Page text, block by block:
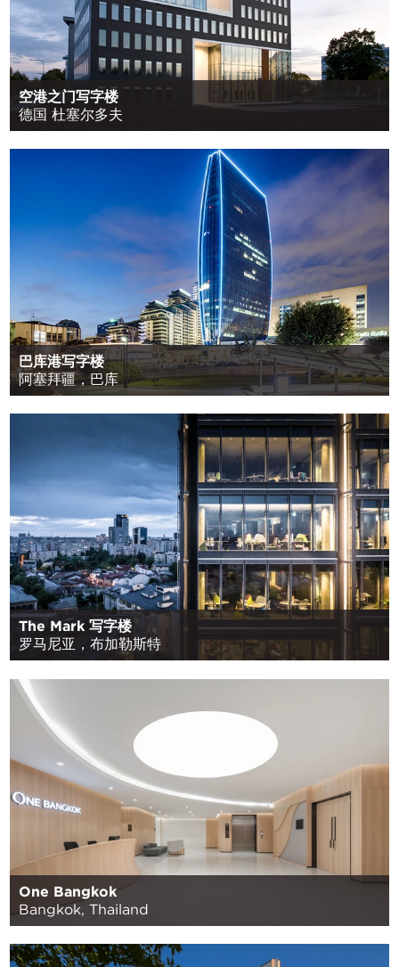
空港之门写字楼
德国 杜塞尔多夫
巴库港写字楼
阿塞拜疆，巴库
The Mark 写字楼
罗马尼亚，布加勒斯特
One Bangkok
Bangkok, Thailand